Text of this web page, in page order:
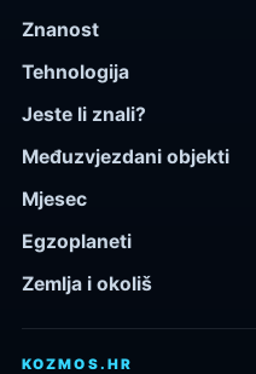
Znanost
Tehnologija
Jeste li znali?
Međuzvjezdani objekti
Mjesec
Egzoplaneti
Zemlja i okoliš
KOZMOS.HR